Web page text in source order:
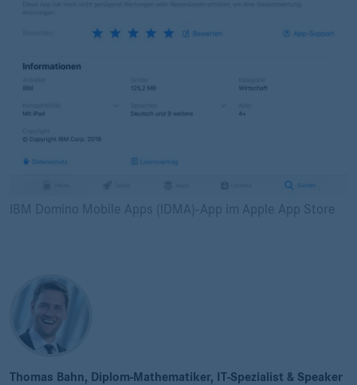
IBM Domino Mobile Apps (IDMA)-App im Apple App Store
Thomas Bahn, Diplom-Mathematiker, IT-Spezialist & Speaker